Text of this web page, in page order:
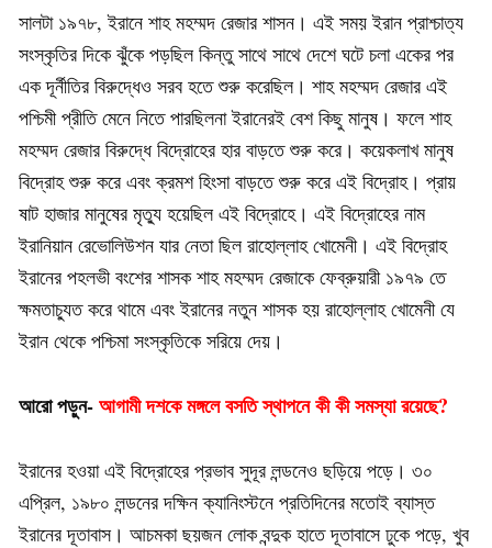
সালটা ১৯৭৮, ইরানে শাহ মহম্মদ রেজার শাসন। এই সময় ইরান প্রাশ্চাত্য
সংস্কৃতির দিকে ঝুঁকে পড়ছিল কিন্তু সাথে সাথে দেশে ঘটে চলা একের পর
এক দূর্নীতির বিরুদ্ধেও সরব হতে শুরু করেছিল। শাহ মহম্মদ রেজার এই
পশ্চিমী প্রীতি মেনে নিতে পারছিলনা ইরানেরই বেশ কিছু মানুষ। ফলে শাহ
মহম্মদ রেজার বিরুদ্ধে বিদ্রোহের হার বাড়তে শুরু করে। কয়েকলাখ মানুষ
বিদ্রোহ শুরু করে এবং ক্রমশ হিংসা বাড়তে শুরু করে এই বিদ্রোহ। প্রায়
ষাট হাজার মানুষের মৃত্যু হয়েছিল এই বিদ্রোহে। এই বিদ্রোহের নাম
ইরানিয়ান রেভোলিউশন যার নেতা ছিল রাহোল্লাহ খোমেনী। এই বিদ্রোহ
ইরানের পহলভী বংশের শাসক শাহ মহম্মদ রেজাকে ফেব্রুয়ারী ১৯৭৯ তে
ক্ষমতাচ্যুত করে থামে এবং ইরানের নতুন শাসক হয় রাহোল্লাহ খোমেনী যে
ইরান থেকে পশ্চিমা সংস্কৃতিকে সরিয়ে দেয়।
আরো পড়ুন-আগামী দশকে মঙ্গলে বসতি স্থাপনে কী কী সমস্যা রয়েছে?
ইরানের হওয়া এই বিদ্রোহের প্রভাব সুদূর লন্ডনেও ছড়িয়ে পড়ে। ৩০
এপ্রিল, ১৯৮০ লন্ডনের দক্ষিন ক্যানিংস্টনে প্রতিদিনের মতোই ব্যাস্ত
ইরানের দূতাবাস। আচমকা ছয়জন লোক বন্দুক হাতে দূতাবাসে ঢুকে পড়ে, খুব